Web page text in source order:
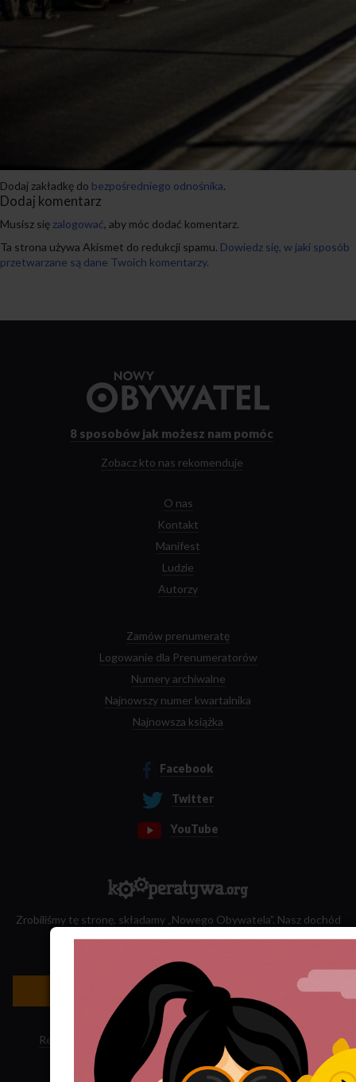
Dodaj zakładkę do bezpośredniego odnośnika.
Dodaj komentarz
Musisz się zalogować, aby móc dodać komentarz.
Ta strona używa Akismet do redukcji spamu. Dowiedz się, w jaki sposób
przetwarzane są dane Twoich komentarzy.
strony
8 sposobów jak możesz nam pomóc
Zobacz kto nas rekomenduje
O nas
Kontakt
Manifest
Ludzie
Autorzy
Zamów prenumeratę
Logowanie dla Prenumeratorów
Numery archiwalne
Najnowszy numer kwartalnika
Najnowsza książka
Facebook
Twitter
YouTube
Zrobiliśmy tę stronę, składamy „Nowego Obywatela”. Nasz dochód
Newsletter »
Regulamin sklepu Polityka ciasteczek · Subskrypcja RSS